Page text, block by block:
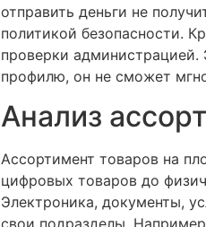
отправить деньги не
политикой безопасности.
проверки администрацией.
профилю, он не сможет
Анализ
Ассортимент товаров на
цифровых товаров до
Электроника, документы,